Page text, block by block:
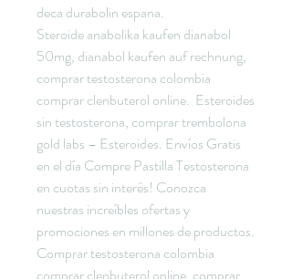
deca durabolin espana.
Steroide anabolika kaufen dianabol
50mg, dianabol kaufen auf rechnung,
comprar testosterona colombia
comprar clenbuterol online.  Esteroides
sin testosterona, comprar trembolona
gold labs – Esteroides. Envíos Gratis
en el día Compre Pastilla Testosterona
en cuotas sin interés! Conozca
nuestras increíbles ofertas y
promociones en millones de productos.
Comprar testosterona colombia